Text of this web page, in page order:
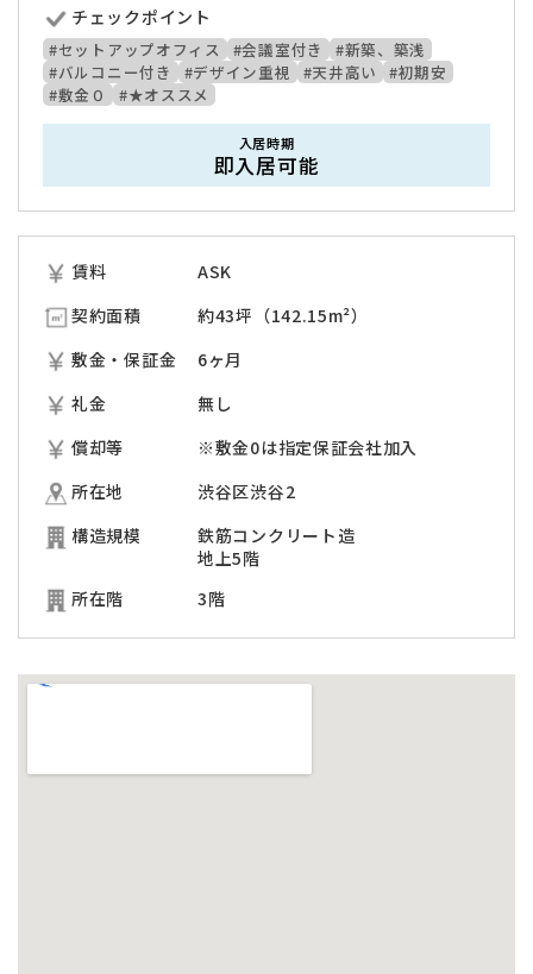
チェックポイント
#セットアップオフィス #会議室付き
#新築、築浅
#バルコニー付き
#デザイン重視 #天井高い
#初期安
#敷金０
#★オススメ
入居時期
即入居可能
賃料
ASK
契約面積
約43坪（142.15m²）
敷金・保証金
6ヶ月
礼金
無し
償却等
※敷金0は指定保証会社加入
所在地
渋谷区渋谷2
構造規模
鉄筋コンクリート造
地上5階
所在階
3階